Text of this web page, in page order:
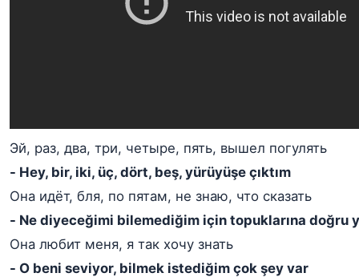
Эй, раз, два, три, четыре, пять, вышел погулять
- Hey, bir, iki, üç, dört, beş, yürüyüşe çıktım
Она идёт, бля, по пятам, не знаю, что сказать
- Ne diyeceğimi bilemediğim için topuklarına doğru
Она любит меня, я так хочу знать
- O beni seviyor, bilmek istediğim çok şey var